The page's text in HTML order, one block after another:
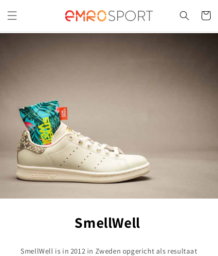
naar de
content
SmellWell
SmellWell is in 2012 in Zweden opgericht als resultaat